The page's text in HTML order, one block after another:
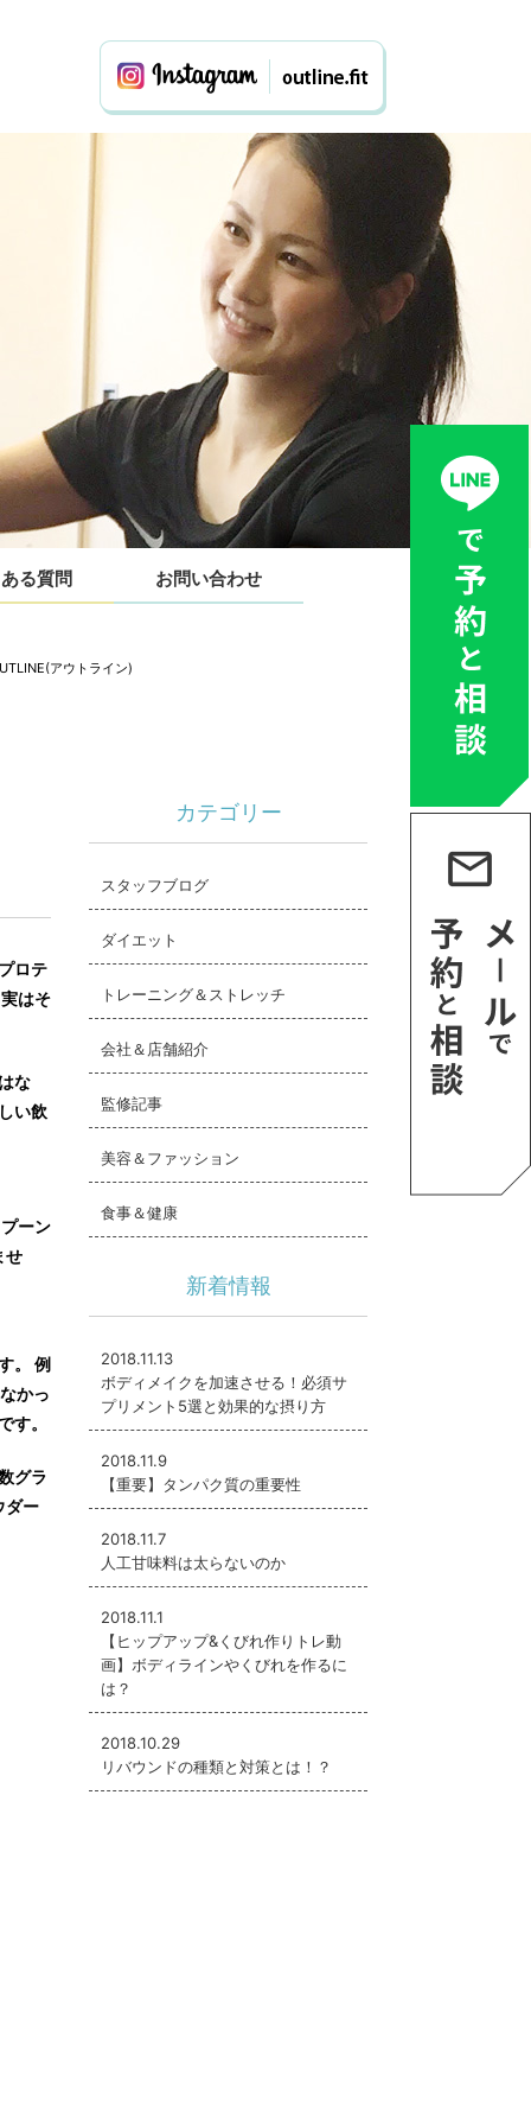
る質問 お問い合わせ
アウトライン)
ロテ
はそ
な
い飲
ーン
せ
。 例
かっ
す。
グラ
ダー
カテゴリー
スタッフブログ
ダイエット
トレーニング＆ストレッチ
会社＆店舗紹介
監修記事
美容＆ファッション
食事＆健康
新着情報
2018.11.13
ボディメイクを加速させる！必須サ
プリメント5選と効果的な摂り方
2018.11.9
【重要】タンパク質の重要性
2018.11.7
人工甘味料は太らないのか
2018.11.1
【ヒップアップ&くびれ作りトレ動
画】ボディラインやくびれを作るに
は？
2018.10.29
リバウンドの種類と対策とは！？